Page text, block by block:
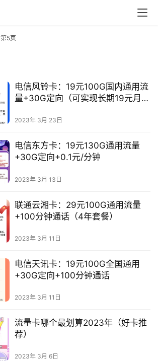
第5页
电信风铃卡：19元100G国内通用流
量+30G定向（可实现长期19元月
2023年 3月 23日
电信东方卡：19元130G通用流量
+30G定向+0.1元/分钟
2023年 3月 13日
联通云湘卡：29元100G通用流量
+100分钟通话（4年套餐）
2023年 3月 11日
电信天讯卡：19元100G全国通用
+30G定向+100分钟通话
2023年 3月 11日
流量卡哪个最划算2023年（好卡推
荐）
2023年 3月 6日